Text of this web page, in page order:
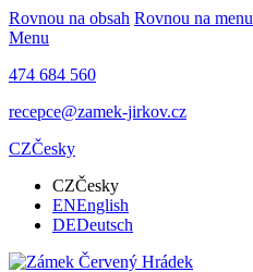
Rovnou na obsah Rovnou na menu
Menu
474 684 560
recepce@zamek-jirkov.cz
CZČesky
CZČesky
ENEnglish
DEDeutsch